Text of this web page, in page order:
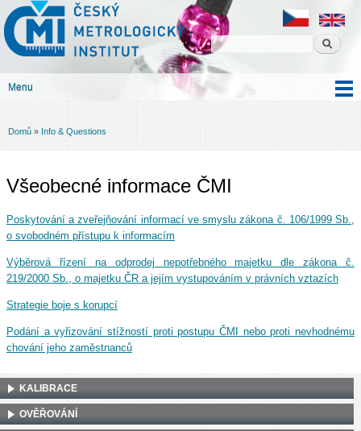
obsahu
Český
metrologický
institut
Menu
Jste zde
Domů » Info & Questions
Všeobecné informace ČMI
Poskytování a zveřejňování informací ve smyslu zákona č. 106/1999 Sb.,
o svobodném přístupu k informacím
Výběrová řízení na odprodej nepotřebného majetku dle zákona č.
219/2000 Sb., o majetku ČR a jejím vystupováním v právních vztazích
Strategie boje s korupcí
Podání a vyřizování stížností proti postupu ČMI nebo proti nevhodnému
chování jeho zaměstnanců
KALIBRACE
OVĚŘOVÁNÍ